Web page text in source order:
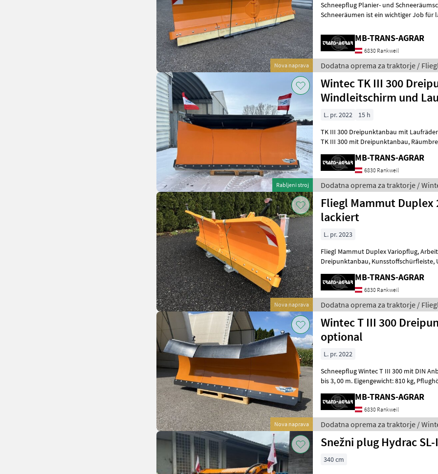
Nova naprava
Schneepflug Planier- und
Schneeräumen ist ein wichtiger Job für
MB-TRANS-AGRAR
6830 Rankweil
Dodatna oprema za traktorje /
Rabljeni stroj
Wintec TK III 300
Windleitschirm und
L. pr. 2022
15 h
TK III 300 Dreipunktanbau mit Laufrädern
TK III 300 mit Dreipunktanbau, Räumbreite von 2, 43 m bis 3, 00 m.
MB-TRANS-AGRAR
6830 Rankweil
Dodatna oprema za traktorje /
Nova naprava
Fliegl Mammut
lackiert
L. pr. 2023
Fliegl Mammut Duplex Variopflug, Arbeitsbreite 2, 70 m,
Dreipunktanbau, Kunsstoffschürfleiste, Umrissleuchten, el. Steuerung
MB-TRANS-AGRAR
6830 Rankweil
Dodatna oprema za traktorje /
Nova naprava
Wintec T III 300
optional
L. pr. 2022
Schneepflug Wintec T III 300 mit DIN Anbau, Räumbreite von
bis 3, 00 m. Eigengewicht: 810 kg, Pflughöhe: 1, 02 m (Mitte); 1, 17 m
MB-TRANS-AGRAR
6830 Rankweil
Dodatna oprema za traktorje /
Snežni plug Hydrac
340 cm